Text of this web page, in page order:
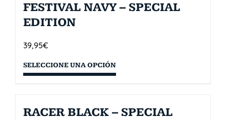
FESTIVAL NAVY – SPECIAL
EDITION
39,95€
SELECCIONE UNA OPCIÓN
RACER BLACK – SPECIAL